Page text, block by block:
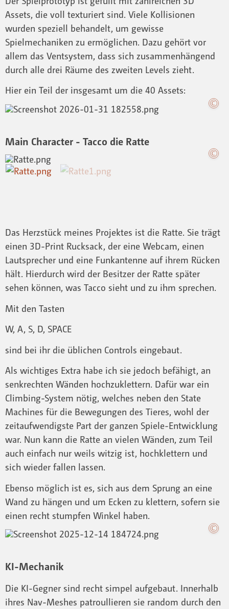
Assets, die voll texturiert sind. Viele Kollisionen
wurden speziell behandelt, um gewisse
Spielmechaniken zu ermöglichen. Dazu gehört vor
allem das Ventsystem, dass sich zusammenhängend
durch alle drei Räume des zweiten Levels zieht.
Hier ein Teil der insgesamt um die 40 Assets:
Main Character - Tacco die Ratte
Das Herzstück meines Projektes ist die Ratte. Sie trägt
einen 3D-Print Rucksack, der eine Webcam, einen
Lautsprecher und eine Funkantenne auf ihrem Rücken
hält. Hierdurch wird der Besitzer der Ratte später
sehen können, was Tacco sieht und zu ihm sprechen.
Mit den Tasten
W, A, S, D, SPACE
sind bei ihr die üblichen Controls eingebaut.
Als wichtiges Extra habe ich sie jedoch befähigt, an
senkrechten Wänden hochzuklettern. Dafür war ein
Climbing-System nötig, welches neben den State
Machines für die Bewegungen des Tieres, wohl der
zeitaufwendigste Part der ganzen Spiele-Entwicklung
war. Nun kann die Ratte an vielen Wänden, zum Teil
auch einfach nur weils witzig ist, hochklettern und
sich wieder fallen lassen.
Ebenso möglich ist es, sich aus dem Sprung an eine
Wand zu hängen und um Ecken zu klettern, sofern sie
einen recht stumpfen Winkel haben.
KI-Mechanik
Die KI-Gegner sind recht simpel aufgebaut. Innerhalb
ihres Nav-Meshes patroullieren sie random durch den